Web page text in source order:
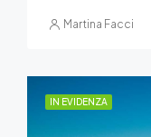
Martina Facci
IN EVIDENZA